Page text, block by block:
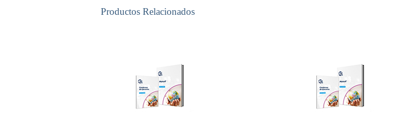
Productos Relacionados